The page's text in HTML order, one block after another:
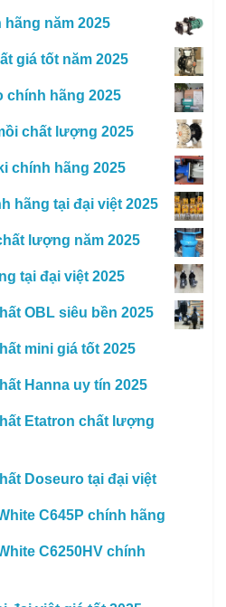
năm 2025
giá tốt năm 2025
chính hãng 2025
chất lượng 2025
chính hãng 2025
hãng tại đại việt 2025
lượng năm 2025
tại đại việt 2025
OBL siêu bền 2025
mini giá tốt 2025
Hanna uy tín 2025
Etatron chất lượng
Doseuro tại đại việt
C645P chính hãng
C6250HV chính